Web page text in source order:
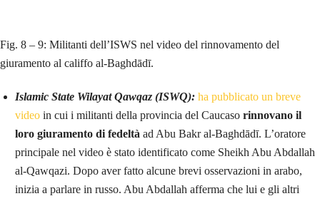
Fig. 8 – 9: Militanti dell’ISWS nel video del rinnovamento del
giuramento al califfo al-Baghdādī.
Islamic State Wilayat Qawqaz (ISWQ): ha pubblicato un breve
video in cui i militanti della provincia del Caucaso rinnovano il
loro giuramento di fedeltà ad Abu Bakr al-Baghdādī. L’oratore
principale nel video è stato identificato come Sheikh Abu Abdallah
al-Qawqazi. Dopo aver fatto alcune brevi osservazioni in arabo,
inizia a parlare in russo. Abu Abdallah afferma che lui e gli altri